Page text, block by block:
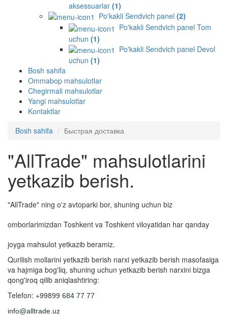
aksessuarlar (1)
Po'kakli Sendvich panel (2)
Po'kakli Sendvich panel Tom
uchun (1)
Po'kakli Sendvich panel Devol
uchun (1)
Bosh sahifa
Ommabop mahsulotlar
Chegirmali mahsulotlar
Yangi mahsulotlar
Kontaktlar
Bosh sahifa
Быстрая доставка
"AllTrade" mahsulotlarini
yetkazib berish.
"AllTrade" ning o'z avtoparki bor, shuning uchun biz
omborlarimizdan Toshkent va Toshkent viloyatidan har qanday
joyga mahsulot yetkazib beramiz.
Qurilish mollarini yetkazib berish narxi yetkazib berish masofasiga
va hajmiga bog'liq, shuning uchun yetkazib berish narxini bizga
qong'iroq qilib aniqlashtiring:
Telefon: +99899 684 77 77
info@alltrade.uz